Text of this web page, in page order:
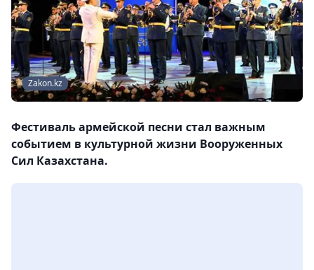
Zakon.kz
Фестиваль армейской песни стал важным
событием в культурной жизни Вооруженных
Сил Казахстана.